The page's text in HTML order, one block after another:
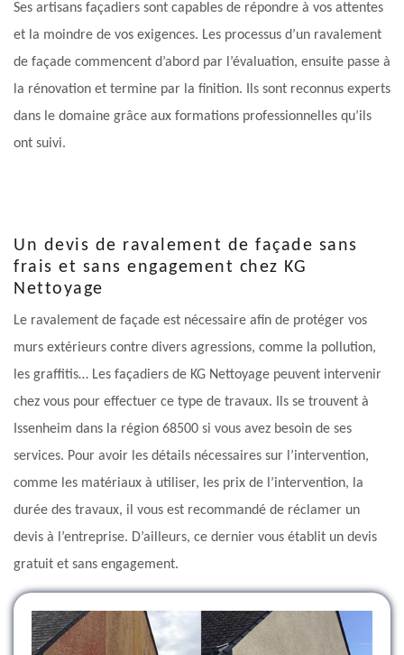
Ses artisans façadiers sont capables de répondre à vos attentes
et la moindre de vos exigences. Les processus d’un ravalement
de façade commencent d’abord par l’évaluation, ensuite passe à
la rénovation et termine par la finition. Ils sont reconnus experts
dans le domaine grâce aux formations professionnelles qu’ils
ont suivi.
Un devis de ravalement de façade sans
frais et sans engagement chez KG
Nettoyage
Le ravalement de façade est nécessaire afin de protéger vos
murs extérieurs contre divers agressions, comme la pollution,
les graffitis… Les façadiers de KG Nettoyage peuvent intervenir
chez vous pour effectuer ce type de travaux. Ils se trouvent à
Issenheim dans la région 68500 si vous avez besoin de ses
services. Pour avoir les détails nécessaires sur l’intervention,
comme les matériaux à utiliser, les prix de l’intervention, la
durée des travaux, il vous est recommandé de réclamer un
devis à l’entreprise. D’ailleurs, ce dernier vous établit un devis
gratuit et sans engagement.